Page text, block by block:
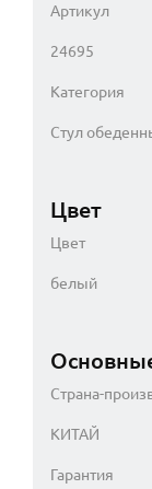
Артикул
24695
Категория
Стул
Цвет
Цвет
белый
Страна-
КИТАЙ
Гарантия